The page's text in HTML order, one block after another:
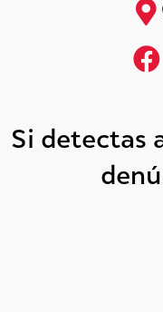
Si detectas